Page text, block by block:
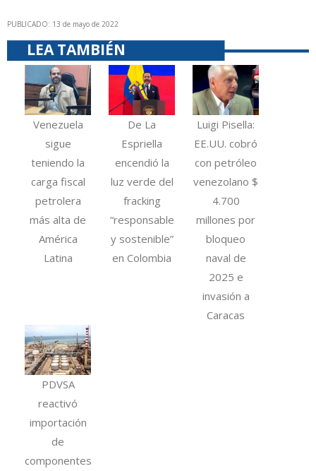
PUBLICADO: 13 de mayo de 2022
LEA TAMBIÉN
Venezuela
sigue
teniendo la
carga fiscal
petrolera
más alta de
América
Latina
De La
Espriella
encendió la
luz verde del
fracking
“responsable
y sostenible”
en Colombia
Luigi Pisella:
EE.UU. cobró
con petróleo
venezolano $
4.700
millones por
bloqueo
naval de
2025 e
invasión a
Caracas
PDVSA
reactivó
importación
de
componentes